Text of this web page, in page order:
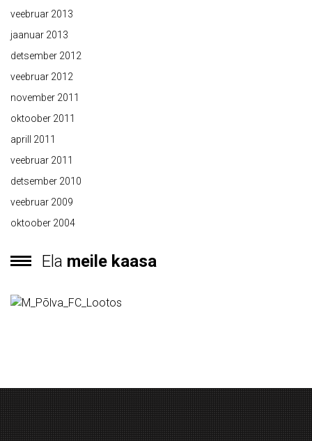
veebruar 2013
jaanuar 2013
detsember 2012
veebruar 2012
november 2011
oktoober 2011
aprill 2011
veebruar 2011
detsember 2010
veebruar 2009
oktoober 2004
Ela meile kaasa